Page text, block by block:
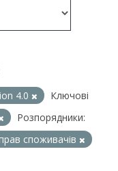
4.0
Ключові
Розпорядники:
споживачів